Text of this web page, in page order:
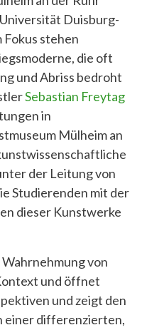
Duisburg-
Fokus stehen
die oft
und Abriss bedroht
Sebastian Freytag
in
Mülheim an
der Leitung von
Studierenden mit der
dieser Kunstwerke
von
und öffnet
und zeigt den
einer differenzierten,